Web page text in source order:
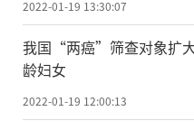
2022-01-19 13:30:07
我国“两癌”筛查对象扩
龄妇女
2022-01-19 12:00:13